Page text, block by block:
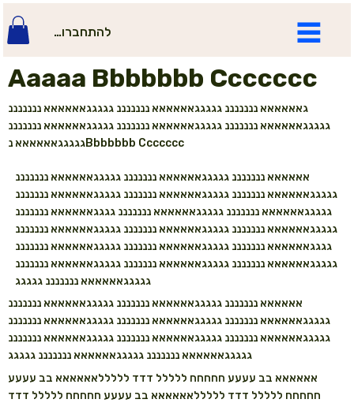
להתחברות
Aaaaa Bbbbbbb Ccccccc
גאאאאאא נננננננ גגגגגאאאאאא נננננננ גגגגגאאאאאא נננננננ
גגגגגאאאאאא נננננננ גגגגגאאאאאא נננננננ גגגגגאאאאאא נננננננ
גגגגגאאאאאא נBbbbbbb Ccccccc
אאאאאא נננננננ גגגגגאאאאאא נננננננ גגגגגאאאאאא נננננננ
גגגגגאאאאאא נננננננ גגגגגאאאאאא נננננננ גגגגגאאאאאא נננננננ
גגגגגאאאאאא נננננננ גגגגגאאאאאא נננננננ גגגגאאאאאא נננננננ
גגגגגאאאאאא נננננננ גגגגגאאאאאא נננננננ גגגגגאאאאאא נננננננ
גגגגאאאאאא נננננננ גגגגגאאאאאא נננננננ גגגגגאאאאאא נננננננ
גגגגגאאאאאא נננננננ גגגגגאאאאאא נננננננ גגגגגאאאאאא נננננננ
גגגגגאאאאאא נננננננ גגגגג
אאאאאא נננננננ גגגגגאאאאאא נננננננ גגגגגאאאאאא נננננננ
גגגגגאאאאאא נננננננ גגגגגאאאאאא נננננננ גגגגגאאאאאא נננננננ
גגגגגאאאאאא נננננננ גגגגגאאאאאא נננננננ גגגגגאאאאאא נננננננ
גגגגגאאאאאא נננננננ גגגגגאאאאאא נננננננ גגגגג
אאאאאא בב עעעע חחחחח ללללל דדד לללללאאאאאא בב עעעע
חחחחח ללללל דדד לללללאאאאאא בב עעעע חחחחח ללללל דדד